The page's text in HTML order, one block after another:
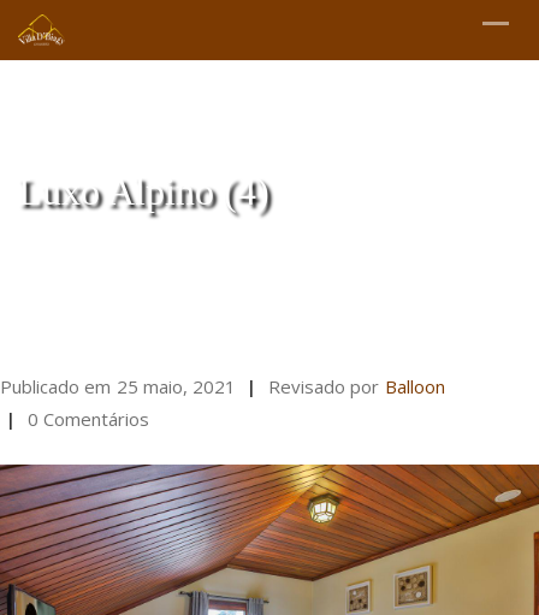
Luxo Alpino (4)
Publicado em 25 maio, 2021 Revisado por Balloon
0 Comentários